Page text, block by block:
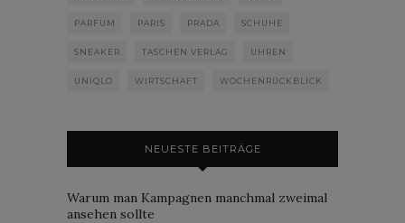
PARFUM PARIS PRADA SCHUHE
SNEAKER TASCHEN VERLAG UHREN
UNIQLO WIRTSCHAFT WOCHENRÜCKBLICK
NEUESTE BEITRÄGE
Warum man Kampagnen manchmal zweimal
ansehen sollte